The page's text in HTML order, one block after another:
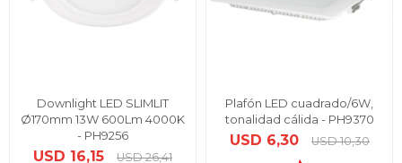
Downlight LED SLIMLIT
Ø170mm 13W 600Lm 4000K
- PH9256
USD 16,15 USD 26,41
Plafón LED cuadrado/6W,
tonalidad cálida - PH9370
USD 6,30 USD 10,30